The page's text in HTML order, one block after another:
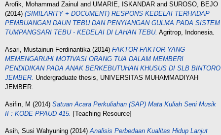
Arofik, Mohammad Zainul and UMARIE, ISKANDAR and SUROSO, BEJO
(2014) (SIMILARITY + DOCUMENT) RESPONS KEDELAI TERHADAP
PEMBUANGAN DAUN TEBU DAN PENYIANGAN GULMA PADA SISTEM
TUMPANGSARI TEBU - KEDELAI DI LAHAN TEBU. Agritrop, Indonesia.
Asari, Mustainun Ferdinantika(2014) FAKTOR-FAKTOR YANG
MEMENGARUHI MOTIVASI ORANG TUA DALAM MEMBERI
PENDIDIKAN PADA ANAK BERKEBUTUHAN KHUSUS DI SLB BINTORO
JEMBER. Undergraduate thesis, UNIVERSITAS MUHAMMADIYAH
JEMBER.
Asifin, M (2014) Satuan Acara Perkuliahan (SAP) Mata Kuliah Seni Musik
II : KODE PPAUD 415. [Teaching Resource]
Asih, Susi Wahyuning (2014)Analisis Perbedaan Kualitas Hidup Lanjut